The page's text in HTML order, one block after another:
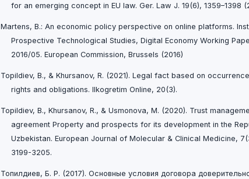
for an emerging concept in EU law. Ger. Law J. 19(6), 1359–1398
Martens, B.: An economic policy perspective on online platforms.
Prospective Technological Studies, Digital Economy Working
2016/05. European Commission, Brussels (2016)
Topildiev, B., & Khursanov, R. (2021). Legal fact based on
rights and obligations. Ilkogretim Online, 20(3).
Topildiev, B., Khursanov, R., & Usmonova, M. (2020). Trust
agreement Property and prospects for its development in the
Uzbekistan. European Journal of Molecular & Clinical Medicine,
3199-3205.
Топилдиев, Б. Р. (2017). Основные условия договора